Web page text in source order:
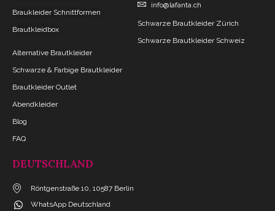
Braukleider Schnittformen
Brautkleidbox
Alternative Brautkleider
Schwarze & Farbige Brautkleider
Brautkleider Outlet
Abendkleider
Blog
FAQ
info@lafanta.ch
Schwarze Brautkleider Zürich
Schwarze Brautkleider Schweiz
DEUTSCHLAND
Röntgenstraße 10, 10587 Berlin
WhatsApp Deutschland